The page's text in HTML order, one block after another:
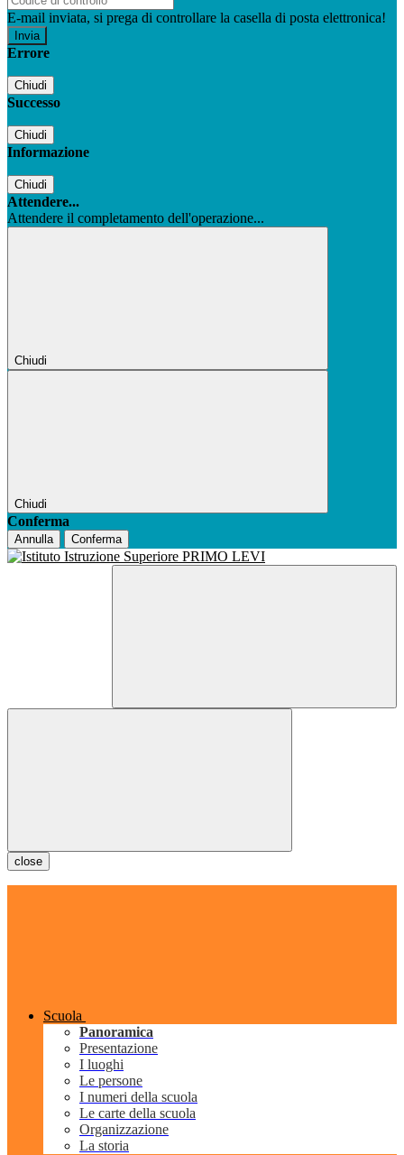
E-mail inviata, si prega di controllare la casella di posta elettronica!
Errore
Chiudi
Successo
Chiudi
Informazione
Chiudi
Attendere...
Attendere il completamento dell'operazione...
Chiudi
Chiudi
Conferma
Annulla Conferma
close
Scuola
Panoramica
Presentazione
I luoghi
Le persone
I numeri della scuola
Le carte della scuola
Organizzazione
La storia